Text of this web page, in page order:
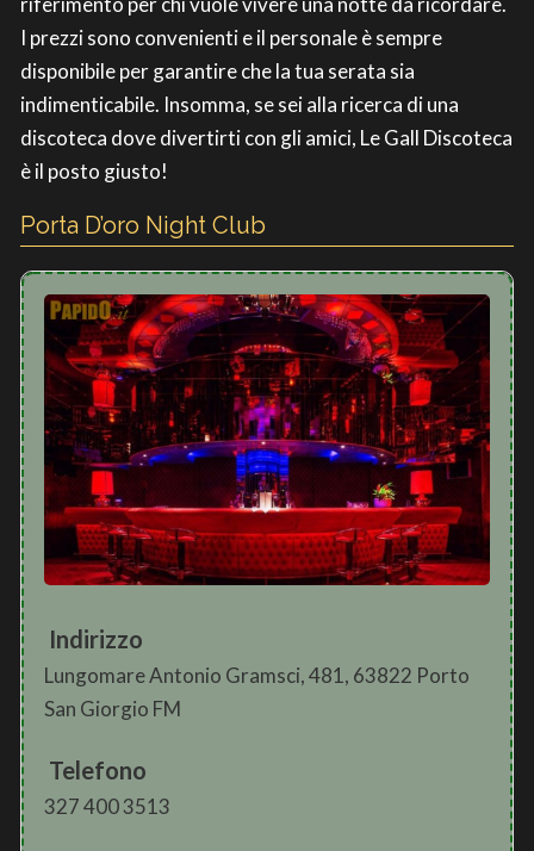
I prezzi sono convenienti e il personale è sempre
disponibile per garantire che la tua serata sia
indimenticabile. Insomma, se sei alla ricerca di una
discoteca dove divertirti con gli amici, Le Gall Discoteca
è il posto giusto!
Porta D’oro Night Club
Indirizzo
Lungomare Antonio Gramsci, 481, 63822 Porto
San Giorgio FM
Telefono
327 400 3513